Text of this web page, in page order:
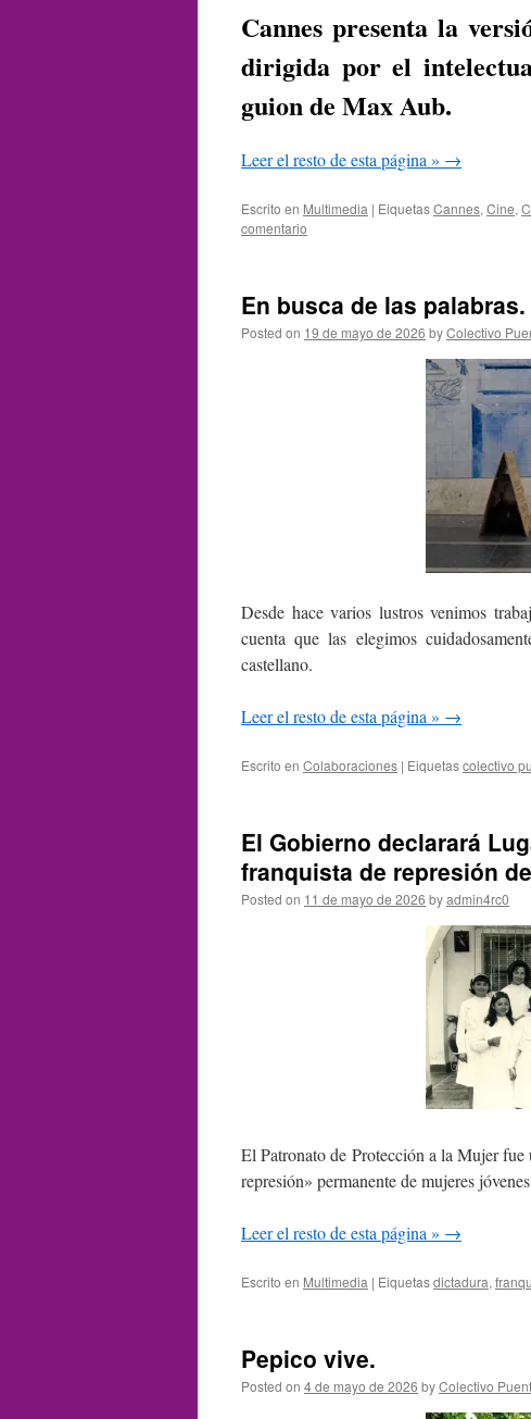
Cannes presenta la
dirigida por el
guion de Max Aub.
Leer el resto de esta página » →
Escrito en Multimedia | EiquetasCannes, Cine,
comentario
En busca de las palabras.
Posted on 19 de mayo de 2026 byColectivo
Desde hace varios lustros venimos
cuenta que las elegimos
castellano.
Leer el resto de esta página » →
Escrito en Colaboraciones | Eiquetascolectivo
El Gobierno declarará
franquista de represión
Posted on 11 de mayo de 2026 byadmin4rc0
El Patronato de Protección a la Mujer
represión» permanente de mujeres
Leer el resto de esta página » →
Escrito en Multimedia | Eiquetasdictadura,
Pepico vive.
Posted on 4 de mayo de 2026 byColectivo